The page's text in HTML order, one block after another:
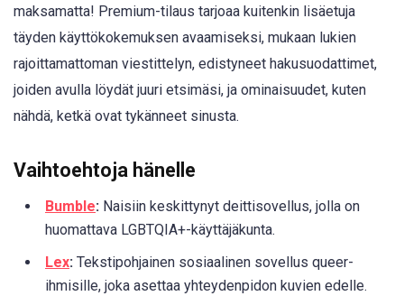
maksamatta! Premium-tilaus tarjoaa kuitenkin lisäetuja
täyden käyttökokemuksen avaamiseksi, mukaan lukien
rajoittamattoman viestittelyn, edistyneet hakusuodattimet,
joiden avulla löydät juuri etsimäsi, ja ominaisuudet, kuten
nähdä, ketkä ovat tykänneet sinusta.
Vaihtoehtoja hänelle
Bumble: Naisiin keskittynyt deittisovellus, jolla on
huomattava LGBTQIA+-käyttäjäkunta.
Lex: Tekstipohjainen sosiaalinen sovellus queer-
ihmisille, joka asettaa yhteydenpidon kuvien edelle.